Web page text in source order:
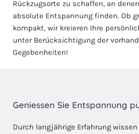
Rückzugsorte zu schaffen, an
absolute Entspannung finden. Ob
kompakt, wir kreieren Ihre
unter Berücksichtigung der
Gegebenheiten!
Geniessen Sie Entspannung
Durch langjährige Erfahrung